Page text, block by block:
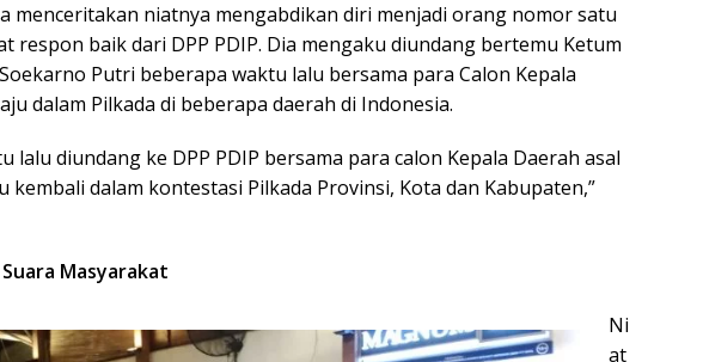
menceritakan niatnya mengabdikan diri menjadi orang nomor satu
respon baik dari DPP PDIP. Dia mengaku diundang bertemu Ketum
Putri beberapa waktu lalu bersama para Calon Kepala
dalam Pilkada di beberapa daerah di Indonesia.
lalu diundang ke DPP PDIP bersama para calon Kepala Daerah asal
kembali dalam kontestasi Pilkada Provinsi, Kota dan Kabupaten,”
Masyarakat
Ni
at